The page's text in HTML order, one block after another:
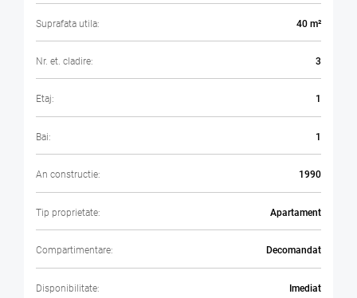
Suprafata utila: 40 m²
Nr. et. cladire: 3
Etaj: 1
Bai: 1
An constructie: 1990
Tip proprietate: Apartament
Compartimentare: Decomandat
Disponibilitate: Imediat